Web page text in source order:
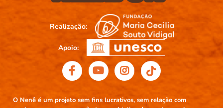
Realização:
Apoio:
O Nenê é um projeto sem fins lucrativos, sem relação com